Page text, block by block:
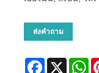
ส่งคำถาม
Facebook
X